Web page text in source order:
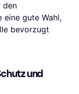
den
eine gute Wahl,
bevorzugt
und